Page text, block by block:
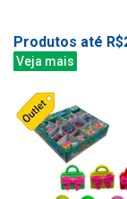
Produtos até
Veja mais